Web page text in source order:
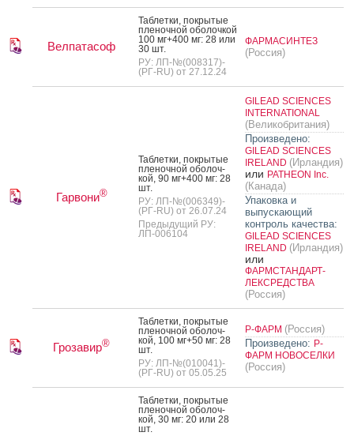
Велпатасоф
Таб­летки, пок­ры­тые
пле­ноч­ной обо­лоч­кой
100 мг+400 мг: 28 или
30 шт.
РУ: ЛП-№(008317)-
(РГ-RU) от 27.12.24
ФАРМАСИНТЕЗ
(Россия)
Гарвони®
Таб­летки, пок­ры­тые
пле­ноч­ной обо­лоч­
кой, 90 мг+400 мг: 28
шт.
РУ: ЛП-№(006349)-
(РГ-RU) от 26.07.24
Предыдущий РУ:
ЛП-006104
GILEAD SCIENCES
INTERNATIONAL
(Великобритания)
Произведено:
GILEAD SCIENCES
IRELAND (Ирландия)
или PATHEON Inc.
(Канада)
Упаковка и
выпускающий
контроль качества:
GILEAD SCIENCES
IRELAND (Ирландия)
или
ФАРМСТАНДАРТ-
ЛЕКСРЕДСТВА
(Россия)
Грозавир®
Таб­летки, пок­ры­тые
пле­ноч­ной обо­лоч­
кой, 100 мг+50 мг: 28
шт.
РУ: ЛП-№(010041)-
(РГ-RU) от 05.05.25
Р-ФАРМ (Россия)
Произведено: Р-
ФАРМ НОВОСЕЛКИ
(Россия)
Таб­летки, пок­ры­тые
пле­ноч­ной обо­лоч­
кой, 30 мг: 20 или 28
шт.